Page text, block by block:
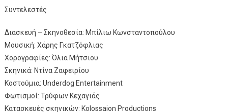
Συντελεστές
Διασκευή – Σκηνοθεσία: Μπίλιω Κωνσταντοπούλου
Μουσική: Χάρης Γκατζόφλιας
Χορογραφίες: Όλια Μήτσιου
Σκηνικά: Ντίνα Ζαφειρίου
Κοστούμια: Underdog Entertainment
Φωτισμοί: Τρύφων Κεχαγιάς
Κατασκευές σκηνικών: Kolossaion Productions